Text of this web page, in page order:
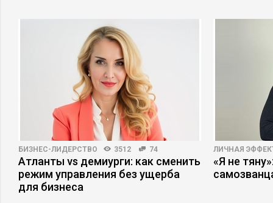
БИЗНЕС-ЛИДЕРСТВО 3512 74
Атланты vs демиурги: как сменить
режим управления без ущерба
для бизнеса
ЛИЧНАЯ
«Я не